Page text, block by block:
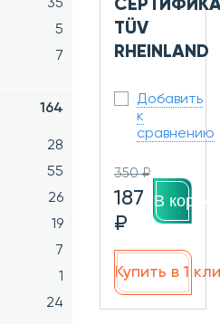
35
5
7
164
28
55
26
19
7
1
24
TÜV
RHEINLAND
Добавить
к
сравнению
350 ₽
187
₽
В
Купить в 1